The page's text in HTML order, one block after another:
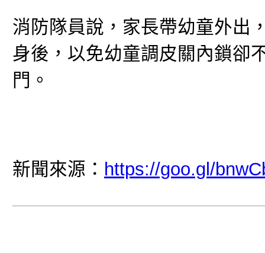
消防隊員說，家長帶幼童外出
身後，以免幼童調皮關內鎖卻
門。
新聞來源： https://goo.gl/